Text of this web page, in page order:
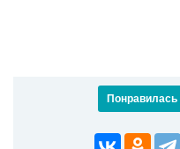
Понравилась